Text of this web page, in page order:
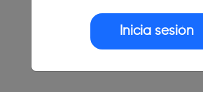
Inicia sesión